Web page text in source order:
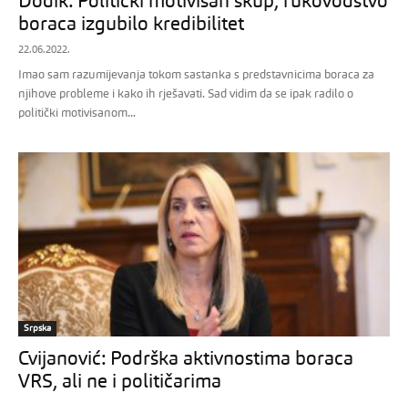
boraca izgubilo kredibilitet
22.06.2022.
Imao sam razumijevanja tokom sastanka s predstavnicima boraca za
njihove probleme i kako ih rješavati. Sad vidim da se ipak radilo o
politički motivisanom...
Srpska
Cvijanović: Podrška aktivnostima boraca
VRS, ali ne i političarima